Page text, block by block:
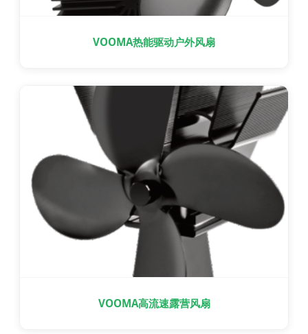
VOOMA热能驱动户外风扇
VOOMA高流速露营风扇